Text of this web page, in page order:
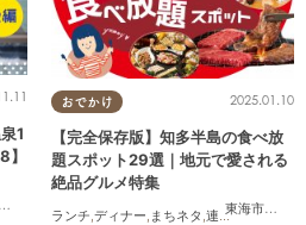
半田市
,常滑市
1
多半島レポ
おでかけ
東海市
,大府
2025.01.10
【完全保存版】知多半島の食べ放
題スポット29選｜地元で愛される
絶品グルメ特集
ランチ ディナー まちネタ 連載 ,コスパ抜群